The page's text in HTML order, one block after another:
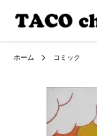
ホーム コミック